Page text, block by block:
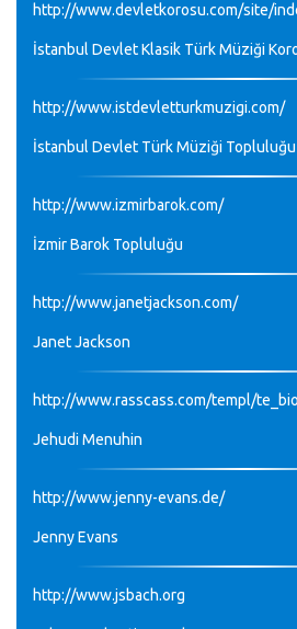
http://www.devletkorosu.com/site/
İstanbul Devlet Klasik Türk Müziği
http://www.istdevletturkmuzigi.com/
İstanbul Devlet Türk Müziği Topluluğu
http://www.izmirbarok.com/
İzmir Barok Topluluğu
http://www.janetjackson.com/
Janet Jackson
http://www.rasscass.com/templ/
Jehudi Menuhin
http://www.jenny-evans.de/
Jenny Evans
http://www.jsbach.org